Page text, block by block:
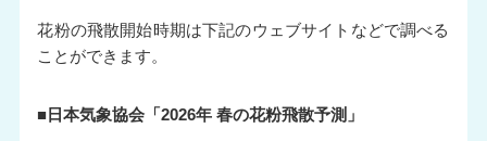
花粉の飛散開始時期は下記のウェブサイトなどで調べる
ことができます。
■日本気象協会「2026年 春の花粉飛散予測」